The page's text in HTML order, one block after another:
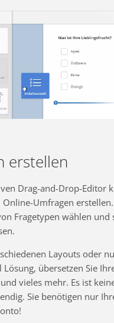
erstellen
Drag-and-Drop-Editor
Umfragen
Fragetypen wählen und
Layouts oder
Lösung, übersetzen Sie
vieles mehr. Es ist
Sie benötigen nur